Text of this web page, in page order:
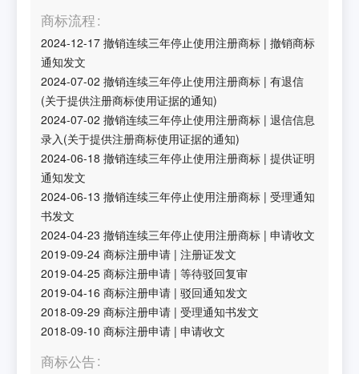
商标流程
2024-12-17 撤销连续三年停止使用注册商标 |撤销商标
通知发文
2024-07-02 撤销连续三年停止使用注册商标 |有退信
(关于提供注册商标使用证据的通知)
2024-07-02 撤销连续三年停止使用注册商标 |退信信息
录入(关于提供注册商标使用证据的通知)
2024-06-18 撤销连续三年停止使用注册商标 |提供证明
通知发文
2024-06-13 撤销连续三年停止使用注册商标 |受理通知
书发文
2024-04-23 撤销连续三年停止使用注册商标 |申请收文
2019-09-24 商标注册申请 |注册证发文
2019-04-25 商标注册申请 |等待驳回复审
2019-04-16 商标注册申请 |驳回通知发文
2018-09-29 商标注册申请 |受理通知书发文
2018-09-10 商标注册申请 |申请收文
商标公告